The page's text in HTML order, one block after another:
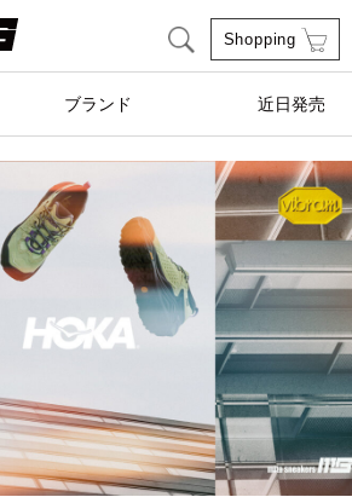
Shopping
ブランド
AIRWALK
Clarks
CONVERSE
DESCENTE
FILA
HI-TEC
近日発売